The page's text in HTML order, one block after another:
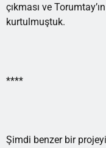
çıkması ve
kurtulmuştuk.
****
Şimdi benzer bir